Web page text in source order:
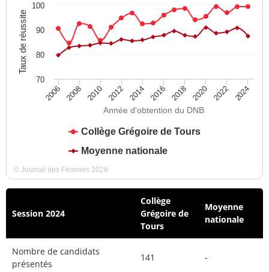
Année d'obtention du DNB
Taux de réussite
Collège Grégoire de Tours
Moyenne nationale
2006 2008 2010 2012 2014 2016 2018 2020 2022 2024
70
80
90
100
© Journal des Femmes 2026
Session 2024
Collège
Grégoire de
Tours
Moyenne
nationale
Nombre de candidats
présentés
141 -